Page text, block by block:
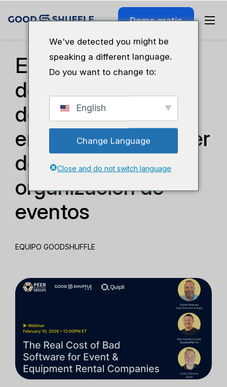
Demo gratis
El verdadero costo
de un software
deficiente para las
empresas de alquiler
de equipos y
organización de
eventos
EQUIPO GOODSHUFFLE
We've detected you might be
speaking a different language.
Do you want to change to:
English
Change Language
Close and do not switch language